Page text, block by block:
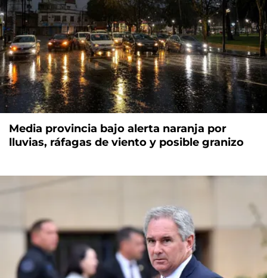
Media provincia bajo alerta naranja por
lluvias, ráfagas de viento y posible granizo